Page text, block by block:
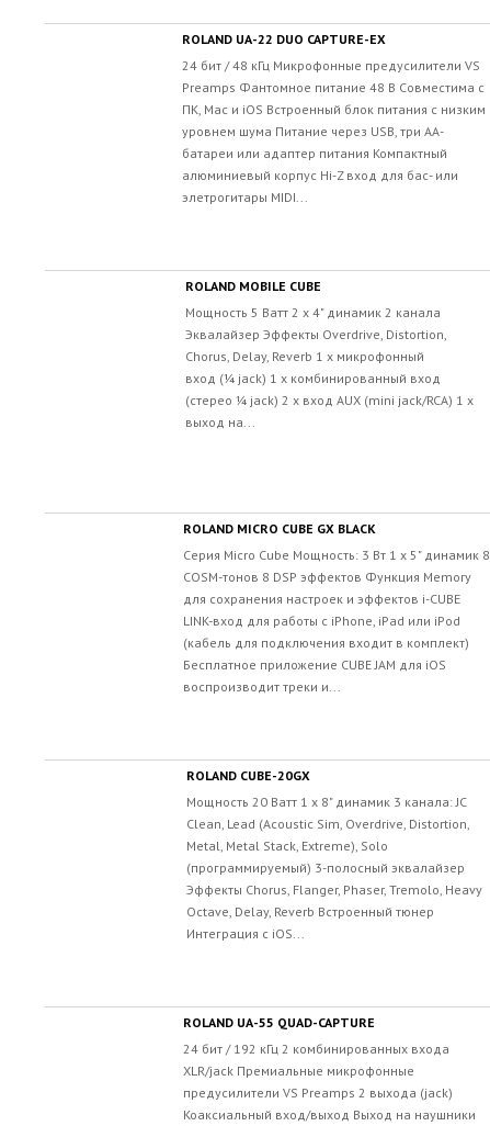
ROLAND UA-22 DUO CAPTURE-EX
24 бит / 48 кГц Микрофонные предусилители VS
Preamps Фантомное питание 48 В Совместима с
ПК, Mac и iOS Встроенный блок питания с низким
уровнем шума Питание через USB, три AA-
батареи или адаптер питания Компактный
алюминиевый корпус Hi-Z вход для бас- или
элетрогитары MIDI...
ROLAND MOBILE CUBE
Мощность 5 Ватт 2 x 4" динамик 2 канала
Эквалайзер Эффекты Overdrive, Distortion,
Chorus, Delay, Reverb 1 x микрофонный
вход (¼ jack) 1 x комбинированный вход
(стерео ¼ jack) 2 x вход AUX (mini jack/RCA) 1 x
выход на...
ROLAND MICRO CUBE GX BLACK
Серия Micro Cube Мощность: 3 Вт 1 x 5" динамик 8
COSM-тонов 8 DSP эффектов Функция Memory
для сохранения настроек и эффектов i-CUBE
LINK-вход для работы с iPhone, iPad или iPod
(кабель для подключения входит в комплект)
Бесплатное приложение CUBE JAM для iOS
воспроизводит треки и...
ROLAND CUBE-20GX
Мощность 20 Ватт 1 x 8" динамик 3 канала: JC
Clean, Lead (Acoustic Sim, Overdrive, Distortion,
Metal, Metal Stack, Extreme), Solo
(программируемый) 3-полосный эквалайзер
Эффекты Chorus, Flanger, Phaser, Tremolo, Heavy
Octave, Delay, Reverb Встроенный тюнер
Интеграция с iOS...
ROLAND UA-55 QUAD-CAPTURE
24 бит / 192 кГц 2 комбинированных входа
XLR/jack Премиальные микрофонные
предусилители VS Preamps 2 выхода (jack)
Коаксиальный вход/выход Выход на наушники